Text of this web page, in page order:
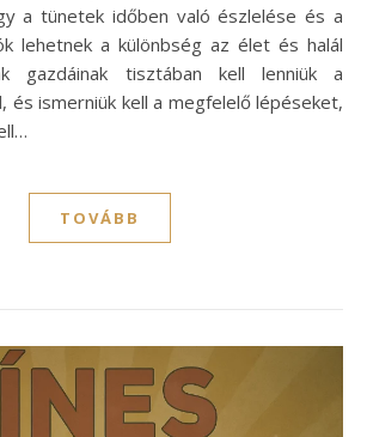
a tünetek időben való észlelése és a
lehetnek a különbség az élet és halál
gazdáinak tisztában kell lenniük a
és ismerniük kell a megfelelő lépéseket,
TOVÁBB